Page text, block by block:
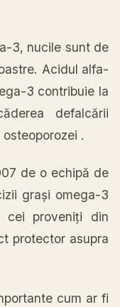
3, nucile sunt de
Acidul alfa-
3 contribuie la
defalcării
.
de o echipă de
grași omega-3
proveniți din
protector asupra
cum ar fi